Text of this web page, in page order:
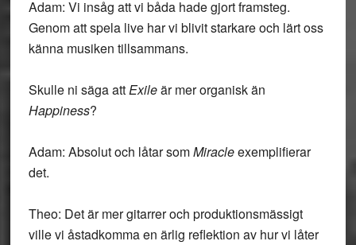
Adam: Vi insåg att vi båda hade gjort framsteg.
Genom att spela live har vi blivit starkare och lärt oss
känna musiken tillsammans.
Skulle ni säga attExileär mer organisk än
Happiness?
Adam: Absolut och låtar somMiracleexemplifierar
det.
Theo: Det är mer gitarrer och produktionsmässigt
ville vi åstadkomma en ärlig reflektion av hur vi låter